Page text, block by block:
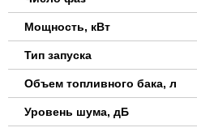
Мощность, кВт
Тип запуска
Объем топливного бака, л
Уровень шума, дБ